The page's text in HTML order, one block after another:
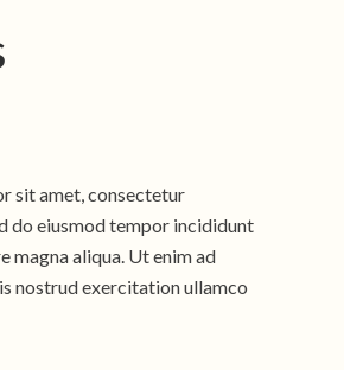
sit amet, consectetur
do eiusmod tempor incididunt
magna aliqua. Ut enim ad
nostrud exercitation ullamco